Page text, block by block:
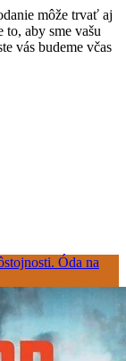
môže trvať aj
aby sme vašu
vás budeme včas